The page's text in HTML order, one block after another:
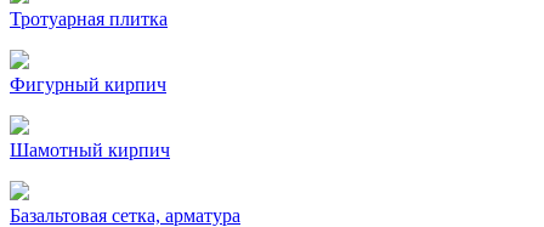
Тротуарная плитка
Фигурный кирпич
Шамотный кирпич
Базальтовая сетка, арматура